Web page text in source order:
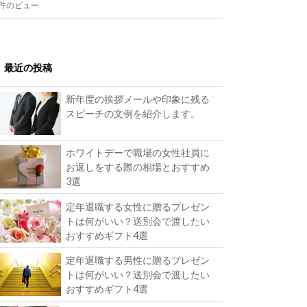
のビュー
最近の投稿
新年度の挨拶メールや印象に残る
スピーチの文例を紹介します。
ホワイトデーで職場の女性社員に
お返しをする際の相場とおすすめ
3選
定年退職する女性に贈るプレゼン
トは何がいい？送別会で渡したい
おすすめギフト4選
定年退職する男性に贈るプレゼン
トは何がいい？送別会で渡したい
おすすめギフト4選